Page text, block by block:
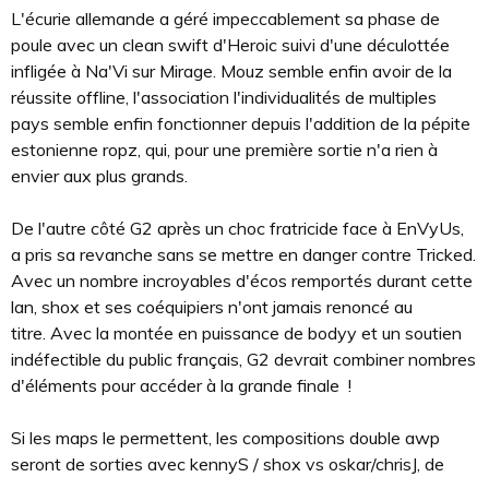
L'écurie allemande a géré impeccablement sa phase de
poule avec un clean swift d'Heroic suivi d'une déculottée
infligée à Na'Vi sur Mirage. Mouz semble enfin avoir de la
réussite offline, l'association l'individualités de multiples
pays semble enfin fonctionner depuis l'addition de la pépite
estonienne ropz, qui, pour une première sortie n'a rien à
envier aux plus grands.
De l'autre côté G2 après un choc fratricide face à EnVyUs,
a pris sa revanche sans se mettre en danger contre Tricked.
Avec un nombre incroyables d'écos remportés durant cette
lan, shox et ses coéquipiers n'ont jamais renoncé au
titre. Avec la montée en puissance de bodyy et un soutien
indéfectible du public français, G2 devrait combiner nombres
d'éléments pour accéder à la grande finale !
Si les maps le permettent, les compositions double awp
seront de sorties avec kennyS / shox vs oskar/chrisJ, de